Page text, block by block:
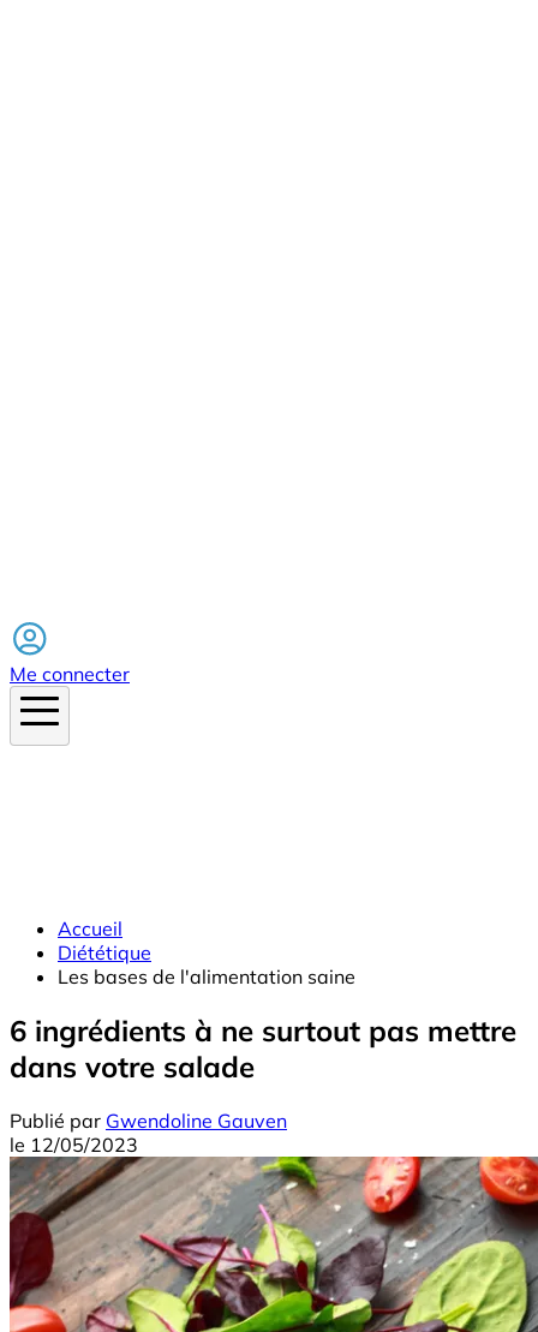
Me connecter
Accueil
Diététique
Les bases de l'alimentation saine
6 ingrédients à ne surtout pas mettre
dans votre salade
Publié par Gwendoline Gauven
le 12/05/2023